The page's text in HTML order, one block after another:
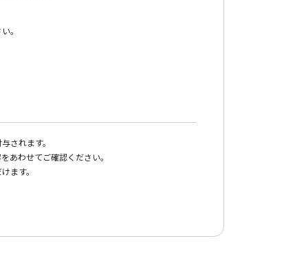
。
されます。
あわせてご確認ください。
ます。